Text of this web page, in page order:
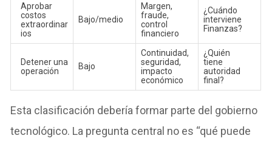
Aprobar
costos
extraordinar
ios
Bajo/medio
Margen,
fraude,
control
financiero
¿Cuándo
interviene
Finanzas?
Detener una
operación
Bajo
Continuidad,
seguridad,
impacto
económico
¿Quién
tiene
autoridad
final?
Esta clasificación debería formar parte del gobierno
tecnológico. La pregunta central no es “qué puede